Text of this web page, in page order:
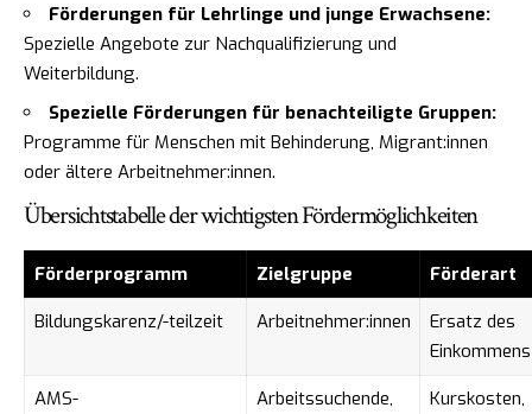
Förderungen für Lehrlinge und junge Erwachsene:
Spezielle Angebote zur Nachqualifizierung und
Weiterbildung.
Spezielle Förderungen für benachteiligte Gruppen:
Programme für Menschen mit Behinderung, Migrant:innen
oder ältere Arbeitnehmer:innen.
Übersichtstabelle der wichtigsten Fördermöglichkeiten
Förderprogramm Zielgruppe
Förderart
Bildungskarenz/-teilzeit
Arbeitnehmer:innen
Ersatz des
Einkommens
AMS-
Arbeitssuchende,
Kurskosten,